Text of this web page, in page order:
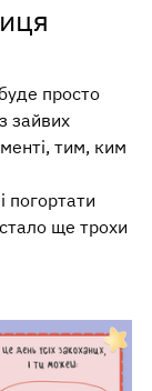
просто
зайвих
тим, ким
погортати
ще трохи